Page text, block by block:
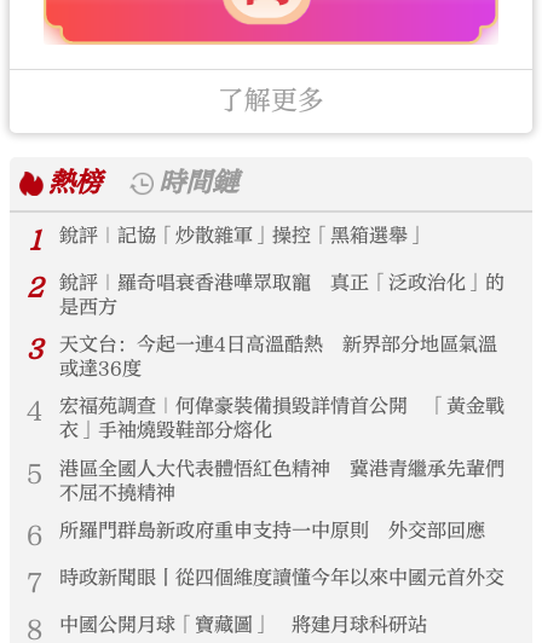
了解更多
熱榜
時間鏈
1
銳評｜記協「炒散雜軍」操控「黑箱選舉」
2
銳評｜羅奇唱衰香港嘩眾取寵 真正「泛政治化」的
是西方
3
天文台：今起一連4日高溫酷熱 新界部分地區氣溫
或達36度
4
宏福苑調查｜何偉豪裝備損毀詳情首公開 「黃金戰
衣」手袖燒毀鞋部分熔化
5
港區全國人大代表體悟紅色精神 冀港青繼承先輩們
不屈不撓精神
6 所羅門群島新政府重申支持一中原則 外交部回應
7 時政新聞眼丨從四個維度讀懂今年以來中國元首外交
8 中國公開月球「寶藏圖」 將建月球科研站